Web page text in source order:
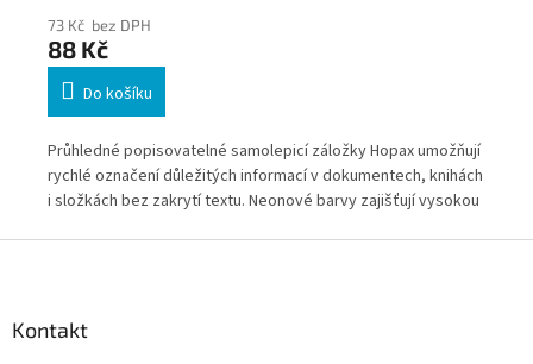
73 Kč bez DPH
88 Kč
Do košíku
Průhledné popisovatelné samolepicí záložky Hopax umožňují
rychlé označení důležitých informací v dokumentech, knihách
i složkách bez zakrytí textu. Neonové barvy zajišťují vysokou
Kontakt